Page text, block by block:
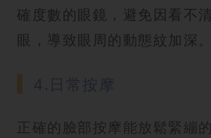
確度數的眼鏡，避免因看不
眼，導致眼周的動態紋加深。
正確的臉部按摩能放鬆緊繃